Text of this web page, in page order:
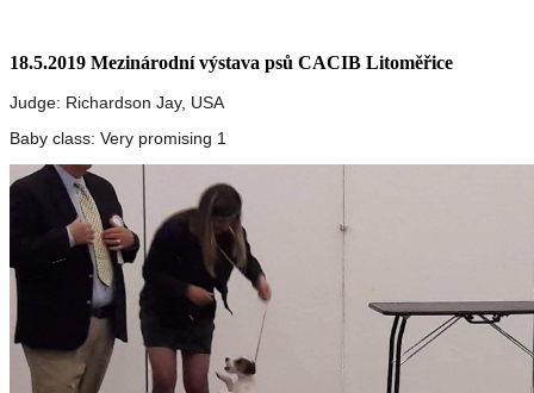
18.5.2019 Mezinárodní výstava psů CACIB Litoměřice
Judge: Richardson Jay, USA
Baby class: Very promising 1